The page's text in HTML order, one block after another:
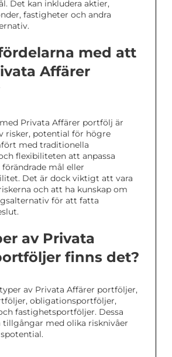
Det kan inkludera aktier,
fastigheter och andra
med att
Affärer
Privata Affärer portfölj är
risker, potential för högre
med traditionella
flexibiliteten att anpassa
mål eller
Det är dock viktigt att vara
och att ha kunskap om
för att fatta
av Privata
finns det?
av Privata Affärer portföljer,
obligationsportföljer,
fastighetsportföljer. Dessa
tillgångar med olika risknivåer